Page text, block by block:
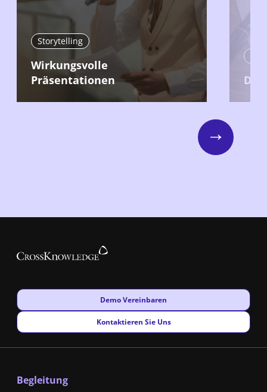
Storytelling
Wirkungsvolle
Präsentationen
Der
Next
New window
Demo Vereinbaren
New window
Kontaktieren Sie Uns
Begleitung